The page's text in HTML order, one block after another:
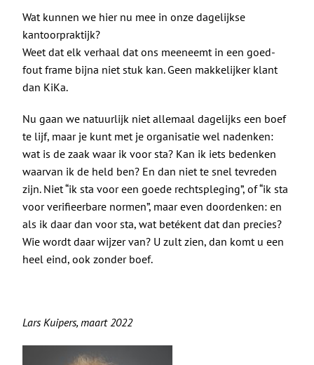
Wat kunnen we hier nu mee in onze dagelijkse
kantoorpraktijk?
Weet dat elk verhaal dat ons meeneemt in een goed-
fout frame bijna niet stuk kan. Geen makkelijker klant
dan KiKa.
Nu gaan we natuurlijk niet allemaal dagelijks een boef
te lijf, maar je kunt met je organisatie wel nadenken:
wat is de zaak waar ik voor sta? Kan ik iets bedenken
waarvan ik de held ben? En dan niet te snel tevreden
zijn. Niet “ik sta voor een goede rechtspleging”, of “ik sta
voor verifieerbare normen”, maar even doordenken: en
als ik daar dan voor sta, wat betékent dat dan precies?
Wie wordt daar wijzer van? U zult zien, dan komt u een
heel eind, ook zonder boef.
Lars Kuipers, maart 2022